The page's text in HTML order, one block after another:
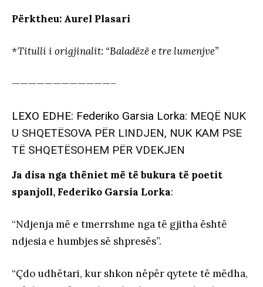
Përktheu: Aurel Plasari
*Titulli i origjinalit: “Baladëzë e tre lumenjve”
————————————–
LEXO EDHE: Federiko Garsia Lorka: MEQË NUK
U SHQETËSOVA PËR LINDJEN, NUK KAM PSE
TË SHQETËSOHEM PËR VDEKJEN
Ja disa nga thëniet më të bukura të poetit
spanjoll, Federiko Garsia Lorka:
“Ndjenja më e tmerrshme nga të gjitha është
ndjesia e humbjes së shpresës”.
“Çdo udhëtari, kur shkon nëpër qytete të mëdha,